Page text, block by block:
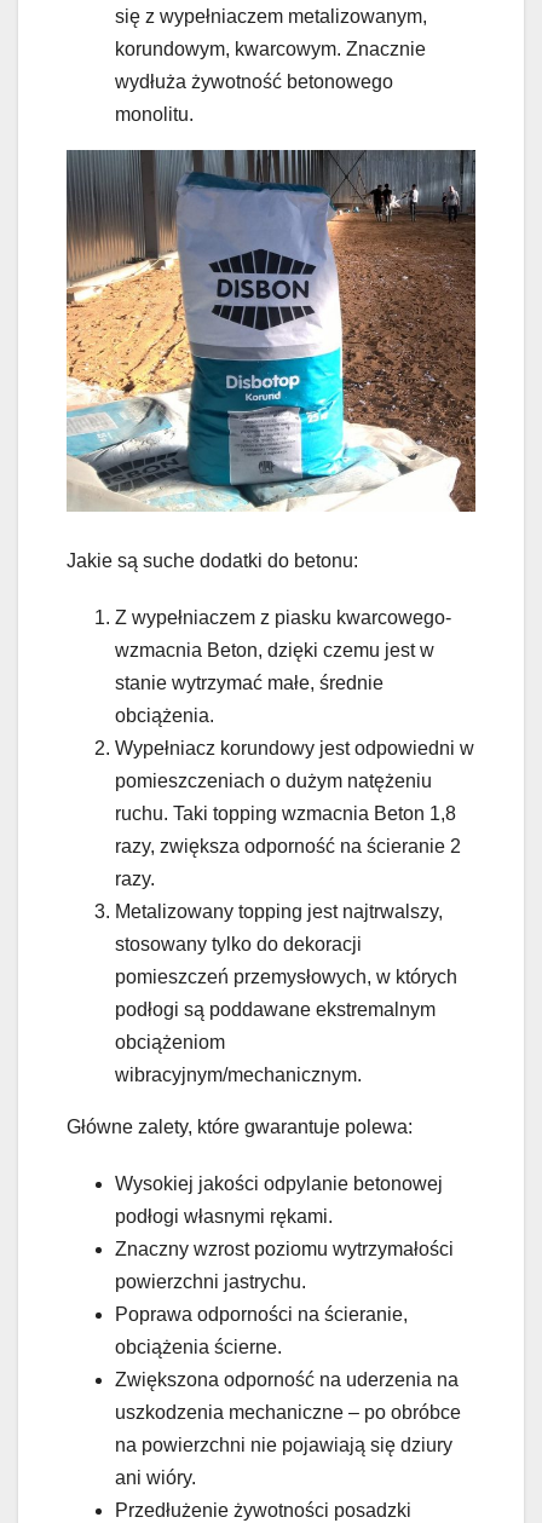
się z wypełniaczem metalizowanym,
korundowym, kwarcowym. Znacznie
wydłuża żywotność betonowego
monolitu.
Jakie są suche dodatki do betonu:
Z wypełniaczem z piasku kwarcowego-
wzmacnia Beton, dzięki czemu jest w
stanie wytrzymać małe, średnie
obciążenia.
Wypełniacz korundowy jest odpowiedni w
pomieszczeniach o dużym natężeniu
ruchu. Taki topping wzmacnia Beton 1,8
razy, zwiększa odporność na ścieranie 2
razy.
Metalizowany topping jest najtrwalszy,
stosowany tylko do dekoracji
pomieszczeń przemysłowych, w których
podłogi są poddawane ekstremalnym
obciążeniom
wibracyjnym/mechanicznym.
Główne zalety, które gwarantuje polewa:
Wysokiej jakości odpylanie betonowej
podłogi własnymi rękami.
Znaczny wzrost poziomu wytrzymałości
powierzchni jastrychu.
Poprawa odporności na ścieranie,
obciążenia ścierne.
Zwiększona odporność na uderzenia na
uszkodzenia mechaniczne – po obróbce
na powierzchni nie pojawiają się dziury
ani wióry.
Przedłużenie żywotności posadzki